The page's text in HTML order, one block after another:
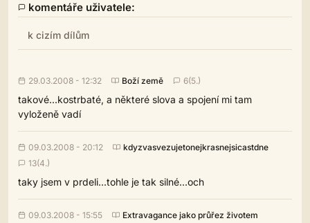
komentáře uživatele:
k cizím dílům
29.03.2008 - 12:32 Boží země 6(5.)
takové...kostrbaté, a některé slova a spojení mi tam
vyloženě vadí
09.03.2008 - 20:12
kdyzvasvezujetonejkrasnejsicastdne
13(4.)
taky jsem v prdeli...tohle je tak silné...och
09.03.2008 - 15:55
Extravagance jako průřez životem